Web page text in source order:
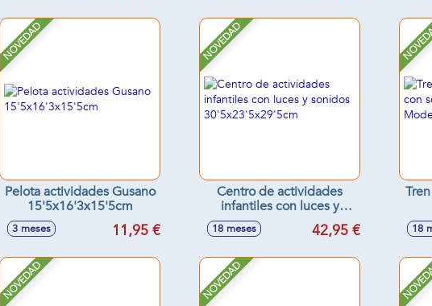
NOVEDAD
Pelota actividades Gusano
15'5x16'3x15'5cm
3 meses 11,95 €
NOVEDAD
Centro de actividades
infantiles con luces y
sonidos 30'5x23'5x29'5cm
18 meses 42,95 € 18
NOVEDAD NOVEDAD